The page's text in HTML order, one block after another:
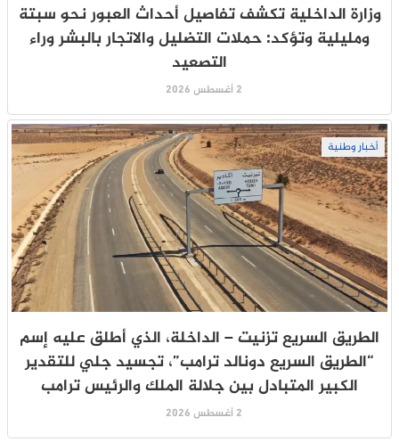
وزارة الداخلية تكشف تفاصيل أحداث العبور نحو سبتة
ومليلية وتؤكد: حملات التضليل والاتجار بالبشر وراء
التصعيد
2 أغسطس 2026
أخبار وطنية
الطريق السريع تزنيت – الداخلة، الذي أطلق عليه إسم
“الطريق السريع دونالد ترامب”، تجسيد جلي للتقدير
الكبير المتبادل بين جلالة الملك والرئيس ترامب
2 أغسطس 2026